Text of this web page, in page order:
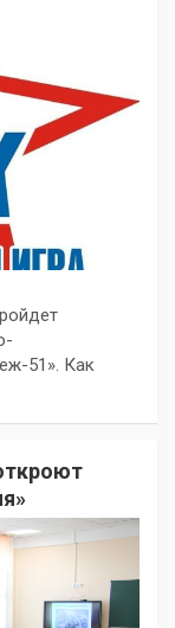
51». Как